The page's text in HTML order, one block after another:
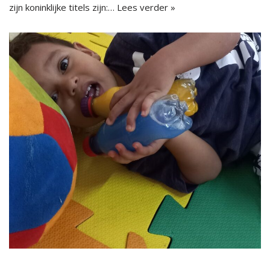
zijn koninklijke titels zijn:… Lees verder »